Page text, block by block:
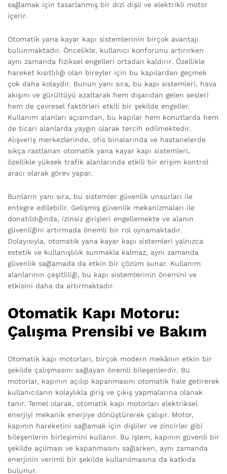
sağlamak için tasarlanmış bir dizi dişli ve elektrikli motor
içerir.
Otomatik yana kayar kapı sistemlerinin birçok avantajı
bulunmaktadır. Öncelikle, kullanıcı konforunu artırırken
aynı zamanda fiziksel engelleri ortadan kaldırır. Özellikle
hareket kısıtlılığı olan bireyler için bu kapılardan geçmek
çok daha kolaydır. Bunun yanı sıra, bu kapı sistemleri, hava
akışını ve gürültüyü azaltarak hem dışarıdan gelen sesleri
hem de çevresel faktörleri etkili bir şekilde engeller.
Kullanım alanları açısından, bu kapılar hem konutlarda hem
de ticari alanlarda yaygın olarak tercih edilmektedir.
Alışveriş merkezlerinde, ofis binalarında ve hastanelerde
sıkça rastlanan otomatik yana kayar kapı sistemleri,
özellikle yüksek trafik alanlarında etkili bir erişim kontrol
aracı olarak görev yapar.
Bunların yanı sıra, bu sistemler güvenlik unsurları ile
entegre edilebilir. Gelişmiş güvenlik mekanizmaları ile
donatıldığında, izinsiz girişleri engellemekte ve alanın
güvenliğini artırmada önemli bir rol oynamaktadır.
Dolayısıyla, otomatik yana kayar kapı sistemleri yalnızca
estetik ve kullanışlılık sunmakla kalmaz, aynı zamanda
güvenlik sağlamada da etkin bir çözüm sunar. Kullanım
alanlarının çeşitliliği, bu kapı sistemlerinin önemini ve
etkisini daha da artırmaktadır.
Otomatik Kapı Motoru:
Çalışma Prensibi ve Bakım
Otomatik kapı motorları, birçok modern mekânın etkin bir
şekilde çalışmasını sağlayan önemli bileşenlerdir. Bu
motorlar, kapının açılıp kapanmasını otomatik hale getirerek
kullanıcıların kolaylıkla giriş ve çıkış yapmalarına olanak
tanır. Temel olarak, otomatik kapı motorları elektriksel
enerjiyi mekanik enerjiye dönüştürerek çalışır. Motor,
kapının hareketini sağlamak için dişliler ve zincirler gibi
bileşenlerin birleşimini kullanır. Bu işlem, kapının güvenli bir
şekilde açılması ve kapanmasını sağlarken, aynı zamanda
enerjinin verimli bir şekilde kullanılmasına da katkıda
bulunur.